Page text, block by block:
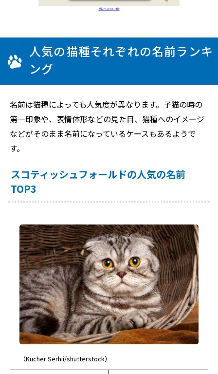
人気の猫種それぞれの名前ランキ
ング
名前は猫種によっても人気度が異なります。子猫の時の
第一印象や、表情体形などの見た目、猫種へのイメージ
などがそのまま名前になっているケースもあるようで
す。
スコティッシュフォールドの人気の名前
TOP3
（Kucher Serhii/shutterstock）